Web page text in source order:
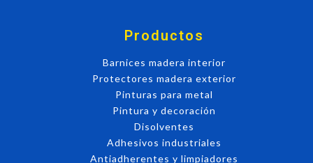
Productos
Barnices madera interior
Protectores madera exterior
Pinturas para metal
Pintura y decoración
Disolventes
Adhesivos industriales
Antiadherentes y limpiadores